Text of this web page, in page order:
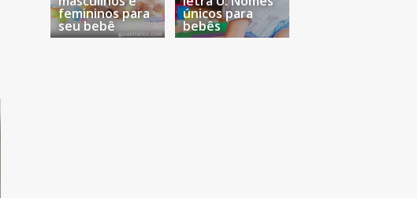
femininos para
seu bebê
únicos para
bebês